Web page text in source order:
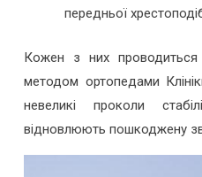
передньої
Кожен з них проводиться
методом ортопедами
невеликі проколи
відновлюють пошкоджену